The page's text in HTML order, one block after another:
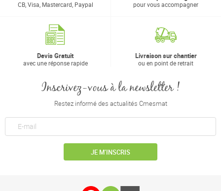
CB, Visa, Mastercard, Paypal pour vous accompagner
Devis Gratuit
avec une réponse rapide
Livraison sur chantier
ou en point de retrait
Inscrivez-vous à la newsletter !
Restez informé des actualités Cmesmat
JE M’INSCRIS